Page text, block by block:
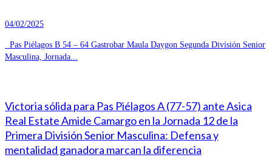
04/02/2025
Pas Piélagos B 54 – 64 Gastrobar Maula Daygon Segunda División Senior
Masculina, Jornada...
Victoria sólida para Pas Piélagos A (77-57) ante Asica
Real Estate Amide Camargo en la Jornada 12 de la
Primera División Senior Masculina: Defensa y
mentalidad ganadora marcan la diferencia